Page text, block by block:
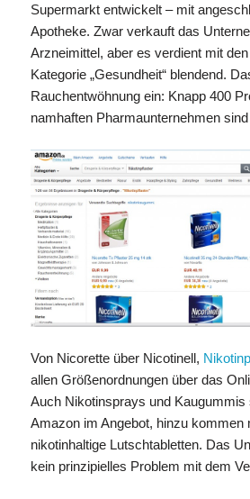
Supermarkt entwickelt – mit
Apotheke. Zwar verkauft das
Arzneimittel, aber es verdient mit
Kategorie „Gesundheit“ blendend.
Rauchentwöhnung ein: Knapp 400
namhaften Pharmaunternehmen sind
Von Nicorette über Nicotinell,
allen Größenordnungen über das
Auch Nikotinsprays und Kaugummis
Amazon im Angebot, hinzu kommen
nikotinhaltige Lutschtabletten. Das
kein prinzipielles Problem mit dem